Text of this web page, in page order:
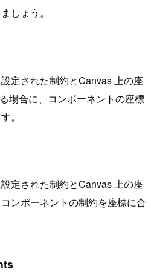
しょう。
定された制約とCanvas 上の座
場合に、コンポーネントの座標
。
定された制約とCanvas 上の座
ンポーネントの制約を座標に合